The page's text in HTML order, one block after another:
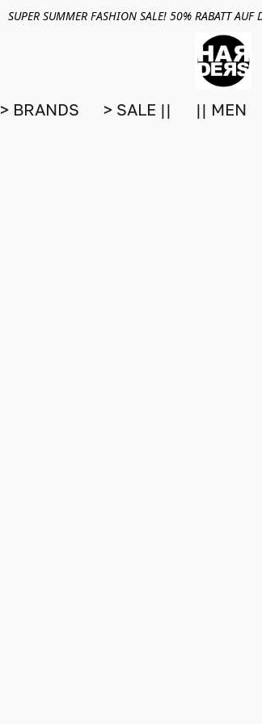
SUPER SUMMER FASHION SALE! 50% RABATT AUF
> BRANDS > SALE || || MEN